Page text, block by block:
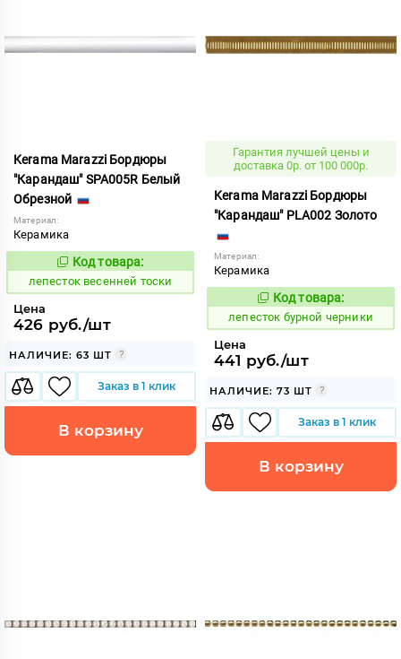
Kerama Marazzi Бордюры
"Карандаш" SPA005R Белый
Обрезной
Материал:
Керамика
860731
Код товара:
лепесток весенней тоски
Цена
426 руб./шт
НАЛИЧИЕ: 63 ШТ
Заказ в 1 клик
В корзину
Гарантия лучшей цены и
доставка 0р. от 100 000р.
Kerama Marazzi Бордюры
"Карандаш" PLA002 Золото
Материал:
Керамика
860369
Код товара:
лепесток бурной черники
Цена
441 руб./шт
НАЛИЧИЕ: 73 ШТ
Заказ в 1 клик
В корзину